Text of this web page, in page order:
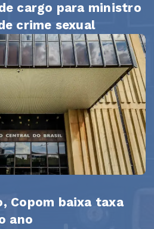
cargo para ministro
crime sexual
Copom baixa taxa
ano